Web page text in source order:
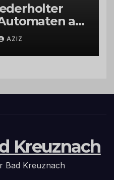
am
in
AZIZ
Kreuznach
Bad Kreuznach